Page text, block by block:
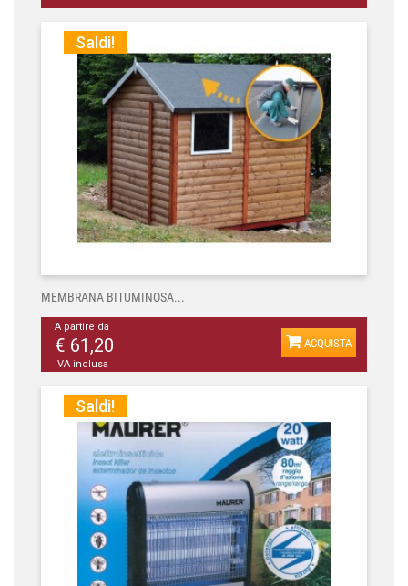
Saldi!
MEMBRANA BITUMINOSA...
A partire da
€ 61,20
IVA inclusa
ACQUISTA
Saldi!